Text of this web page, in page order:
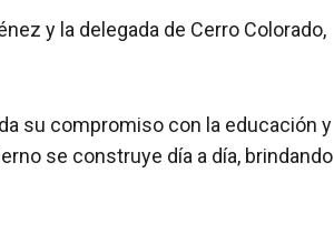
y la delegada de Cerro Colorado,
su compromiso con la educación y
se construye día a día, brindando